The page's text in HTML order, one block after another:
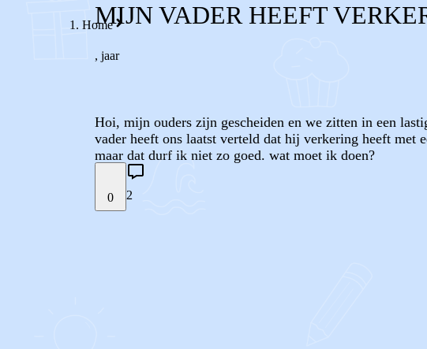
Home
MIJN VADER HEEFT
, jaar
Hoi, mijn ouders zijn gescheiden en we zitten in een
vader heeft ons laatst verteld dat hij verkering heeft
maar dat durf ik niet zo goed. wat moet ik doen?
0 2